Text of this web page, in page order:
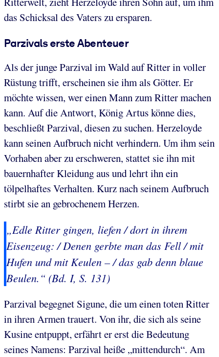
das Schicksal des Vaters zu ersparen.
Parzivals erste Abenteuer
Als der junge Parzival im Wald auf Ritter in voller
Rüstung trifft, erscheinen sie ihm als Götter. Er
möchte wissen, wer einen Mann zum Ritter machen
kann. Auf die Antwort, König Artus könne dies,
beschließt Parzival, diesen zu suchen. Herzeloyde
kann seinen Aufbruch nicht verhindern. Um ihm sein
Vorhaben aber zu erschweren, stattet sie ihn mit
bauernhafter Kleidung aus und lehrt ihn ein
tölpelhaftes Verhalten. Kurz nach seinem Aufbruch
stirbt sie an gebrochenem Herzen.
„Edle Ritter gingen, liefen / dort in ihrem
Eisenzeug: / Denen gerbte man das Fell / mit
Hufen und mit Keulen – / das gab denn blaue
Beulen.“ (Bd. I, S. 131)
Parzival begegnet Sigune, die um einen toten Ritter
in ihren Armen trauert. Von ihr, die sich als seine
Kusine entpuppt, erfährt er erst die Bedeutung
seines Namens: Parzival heiße „mittendurch“. Am